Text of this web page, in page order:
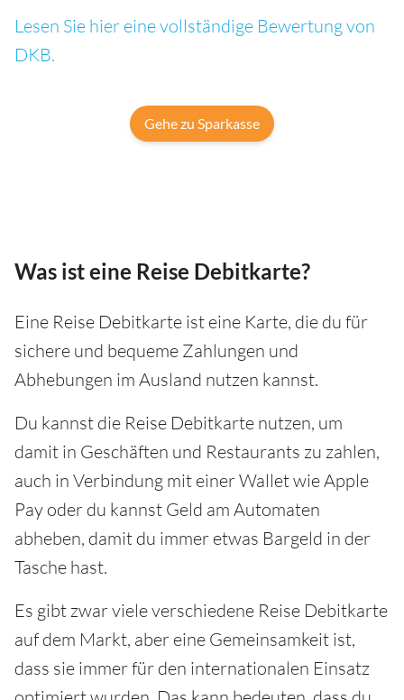
Lesen Sie hier eine vollständige Bewertung von
DKB.
Gehe zu Sparkasse
Was ist eine Reise Debitkarte?
Eine Reise Debitkarte ist eine Karte, die du für
sichere und bequeme Zahlungen und
Abhebungen im Ausland nutzen kannst.
Du kannst die Reise Debitkarte nutzen, um
damit in Geschäften und Restaurants zu zahlen,
auch in Verbindung mit einer Wallet wie Apple
Pay oder du kannst Geld am Automaten
abheben, damit du immer etwas Bargeld in der
Tasche hast.
Es gibt zwar viele verschiedene Reise Debitkarte
auf dem Markt, aber eine Gemeinsamkeit ist,
dass sie immer für den internationalen Einsatz